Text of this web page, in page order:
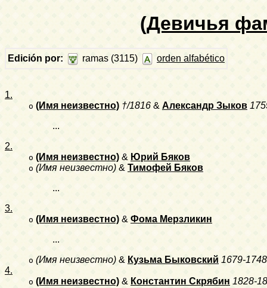
(Девичья
Edición por: ramas (3115) orden alfabético
1.
o (Имя неизвестно) †/1816 & Александр Зыков
...
2.
o (Имя неизвестно) & Юрий Бяков
o (Имя неизвестно) & Тимофей Бяков
...
3.
o (Имя неизвестно) & Фома Мерзликин
...
o (Имя неизвестно) & Кузьма Быковский 1679-1748
4.
o (Имя неизвестно) & Константин Скрябин 1828-